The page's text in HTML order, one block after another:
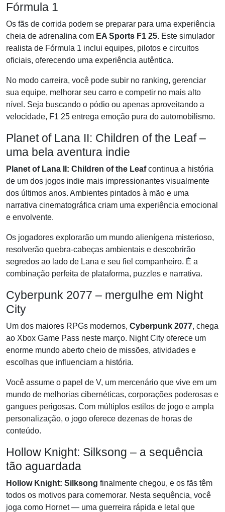
Fórmula 1
Os fãs de corrida podem se preparar para uma experiência
cheia de adrenalina com EA Sports F1 25. Este simulador
realista de Fórmula 1 inclui equipes, pilotos e circuitos
oficiais, oferecendo uma experiência autêntica.
No modo carreira, você pode subir no ranking, gerenciar
sua equipe, melhorar seu carro e competir no mais alto
nível. Seja buscando o pódio ou apenas aproveitando a
velocidade, F1 25 entrega emoção pura do automobilismo.
Planet of Lana II: Children of the Leaf –
uma bela aventura indie
Planet of Lana II: Children of the Leafcontinua a história
de um dos jogos indie mais impressionantes visualmente
dos últimos anos. Ambientes pintados à mão e uma
narrativa cinematográfica criam uma experiência emocional
e envolvente.
Os jogadores explorarão um mundo alienígena misterioso,
resolverão quebra-cabeças ambientais e descobrirão
segredos ao lado de Lana e seu fiel companheiro. É a
combinação perfeita de plataforma, puzzles e narrativa.
Cyberpunk 2077 – mergulhe em Night
City
Um dos maiores RPGs modernos, Cyberpunk 2077, chega
ao Xbox Game Pass neste março. Night City oferece um
enorme mundo aberto cheio de missões, atividades e
escolhas que influenciam a história.
Você assume o papel de V, um mercenário que vive em um
mundo de melhorias cibernéticas, corporações poderosas e
gangues perigosas. Com múltiplos estilos de jogo e ampla
personalização, o jogo oferece dezenas de horas de
conteúdo.
Hollow Knight: Silksong – a sequência
tão aguardada
Hollow Knight: Silksong finalmente chegou, e os fãs têm
todos os motivos para comemorar. Nesta sequência, você
joga como Hornet — uma guerreira rápida e letal que